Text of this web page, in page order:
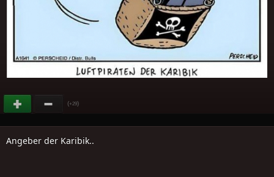
(+29)
Angeber der Karibik..